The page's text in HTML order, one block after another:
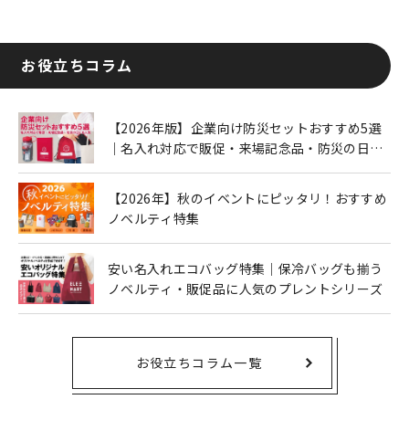
お役立ちコラム
【2026年版】企業向け防災セットおすすめ5選
｜名入れ対応で販促・来場記念品・防災の日に
【2026年】秋のイベントにピッタリ！おすすめ
ノベルティ特集
安い名入れエコバッグ特集｜保冷バッグも揃う
ノベルティ・販促品に人気のプレントシリーズ
お役立ちコラム一覧